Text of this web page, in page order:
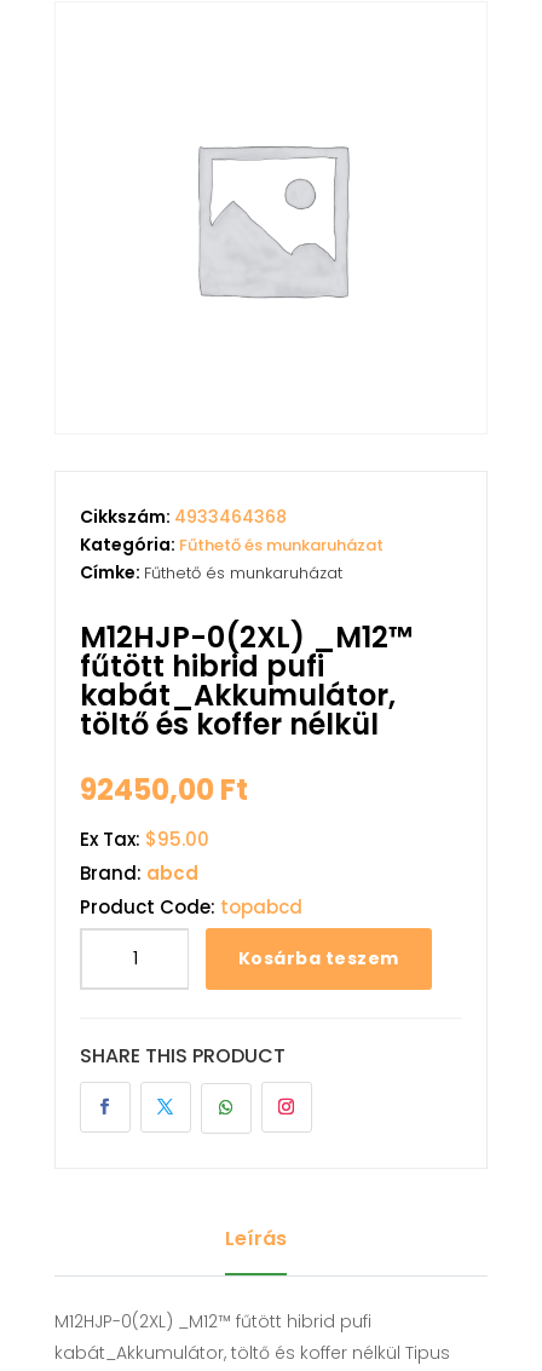
Cikkszám: 4933464368
Kategória: Fűthető és munkaruházat
Címke: Fűthető és munkaruházat
M12HJP-0(2XL) _M12™
fűtött hibrid pufi
kabát_Akkumulátor,
töltő és koffer nélkül
92450,00Ft
Ex Tax: $95.00
Brand: abcd
Product Code: topabcd
Kosárba teszem
SHARE THIS PRODUCT
Leírás
M12HJP-0(2XL) _M12™ fűtött hibrid pufi
kabát_Akkumulátor, töltő és koffer nélkül Tipus